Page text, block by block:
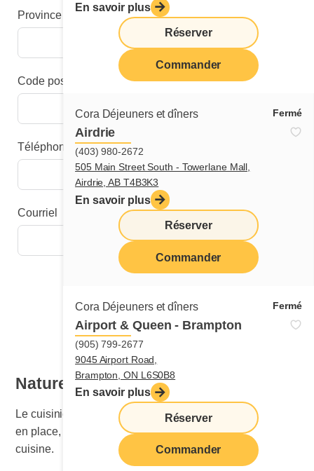
En savoir plus
Réserver
Commander
Cora Déjeuners et dîners Fermé
Airdrie
(403) 980-2672
505 Main Street South - Towerlane Mall,
Airdrie, AB T4B3K3
En savoir plus
Réserver
Commander
Cora Déjeuners et dîners Fermé
Airport & Queen - Brampton
(905) 799-2677
9045 Airport Road,
Brampton, ON L6S0B8
En savoir plus
Réserver
Commander
Province
Code postal
Téléphone
Courriel
Nature du travail
Le cuisinier ou la cuisinière est responsable de la mise
en place, de l’entretien et du nettoyage de la section
cuisine.